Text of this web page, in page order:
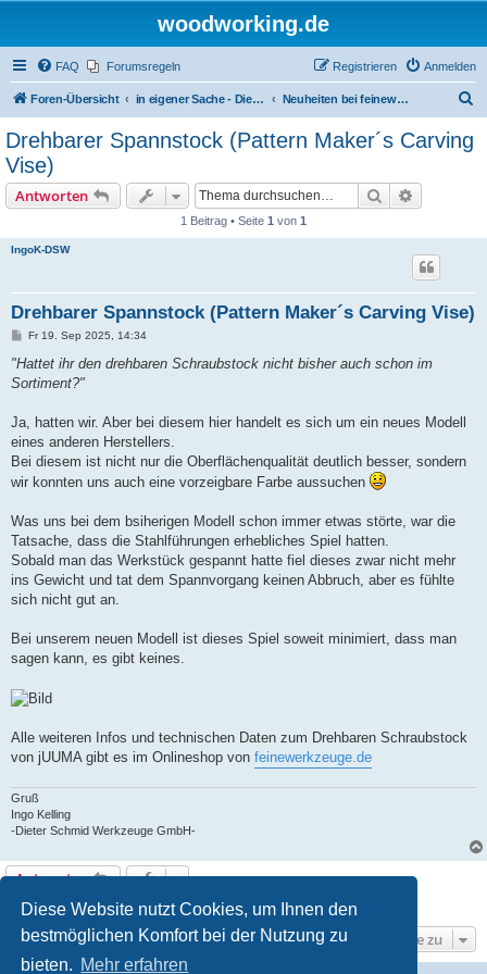
Diese Website nutzt Cookies, um Ihnen den
bestmöglichen Komfort bei der Nutzung zu
bieten. Mehr erfahren
woodworking.de
FAQ Forumsregeln Anmelden
Registrieren
Foren-Übersicht in eigener Sache - Dieter Schmid Werkzeuge GmbH Neuheiten bei feinewerkzeuge.de
Drehbarer Spannstock (Pattern Maker´s Carving
Vise)
Antworten Suche
1 Beitrag • Seite 1 von 1
IngoK-DSW
Drehbarer Spannstock (Pattern Maker´s Carving Vise)
B
i
r
Fr 19. Sep 2025, 14:34
"Hattet ihr den drehbaren Schraubstock nicht bisher auch schon im
Sortiment?"
Ja, hatten wir. Aber bei diesem hier handelt es sich um ein neues Modell
eines anderen Herstellers.
Bei diesem ist nicht nur die Oberflächenqualität deutlich besser, sondern
wir konnten uns auch eine vorzeigbare Farbe aussuchen
Was uns bei dem bsiherigen Modell schon immer etwas störte, war die
Tatsache, dass die Stahlführungen erhebliches Spiel hatten.
Sobald man das Werkstück gespannt hatte fiel dieses zwar nicht mehr
ins Gewicht und tat dem Spannvorgang keinen Abbruch, aber es fühlte
sich nicht gut an.
Bei unserem neuen Modell ist dieses Spiel soweit minimiert, dass man
sagen kann, es gibt keines.
Alle weiteren Infos und technischen Daten zum Drehbaren Schraubstock
von jUUMA gibt es im Onlineshop von feinewerkzeuge.de
Gruß
Ingo Kelling
-Dieter Schmid Werkzeuge GmbH-
Antworten
1 Beitrag • Seite1von1
Gehe zu